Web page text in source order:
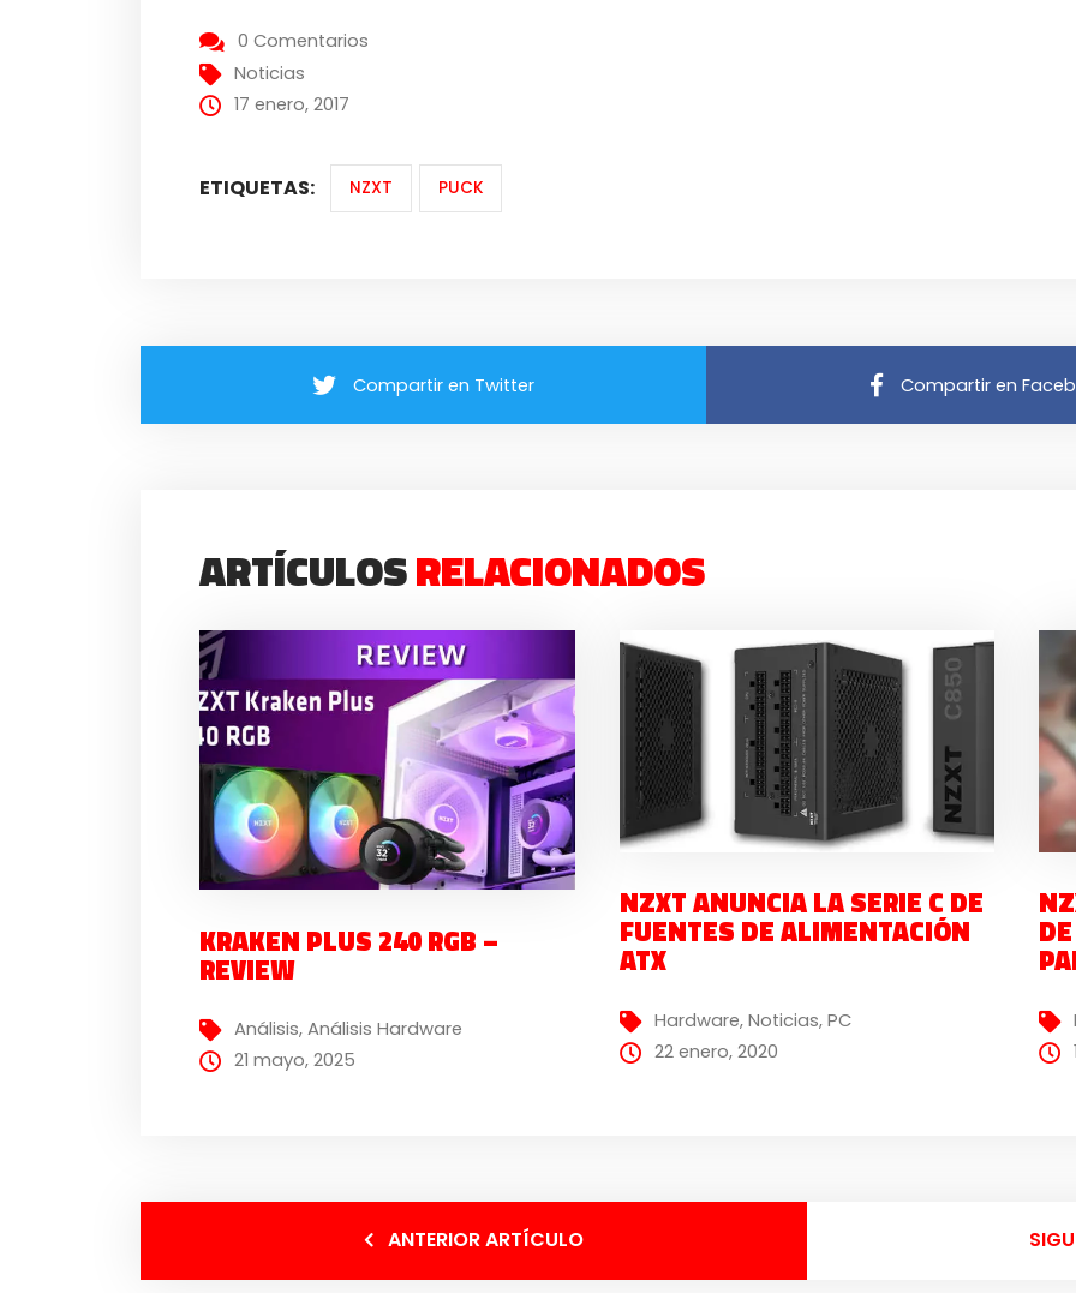
0 Comentarios
Noticias
17 enero, 2017
ETIQUETAS: NZXT PUCK
Compartir en Twitter Compartir en
ARTÍCULOSRELACIONADOS
KRAKEN PLUS 240 RGB –
REVIEW
Análisis,Análisis Hardware
21 mayo, 2025
NZXT ANUNCIA LA SERIE C DE
FUENTES DE ALIMENTACIÓN
ATX
Hardware, Noticias, PC
22 enero, 2020
ANTERIOR ARTÍCULO